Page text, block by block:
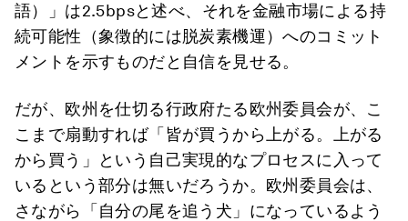
語）」は2.5bpsと述べ、それを金融市場による持
続可能性（象徴的には脱炭素機運）へのコミット
メントを示すものだと自信を見せる。
だが、欧州を仕切る行政府たる欧州委員会が、こ
こまで扇動すれば「皆が買うから上がる。上がる
から買う」という自己実現的なプロセスに入って
いるという部分は無いだろうか。欧州委員会は、
さながら「自分の尾を追う犬」になっているよう